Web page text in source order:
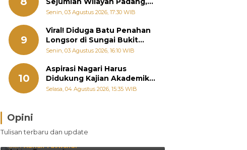
Fadly Amran Perintahkan
Senin, 03 Agustus 2026, 17:30 WIB
9
Viral! Diduga Batu Penahan
Longsor di Sungai Bukit
Nago Padang Diambil, Warga
Senin, 03 Agustus 2026, 16:10 WIB
10
Aspirasi Nagari Harus
Didukung Kajian Akademik,
Zigo Rolanda: Agar Mudah
Selasa, 04 Agustus 2026, 15:35 WIB
Opini
Tulisan terbaru dan update
Brasil Lebih Diunggulkan, tetapi
Jepang Selalu Punya Cara Membuat
Kejutan
Oleh:Adrian Tuswandi